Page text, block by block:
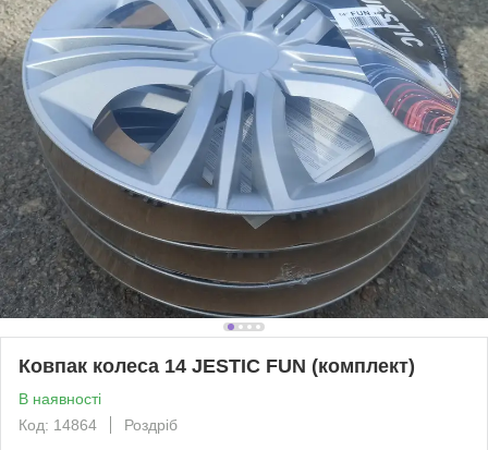
Ковпак колеса 14 JESTIC FUN (комплект)
В наявності
Код: 14864
Роздріб